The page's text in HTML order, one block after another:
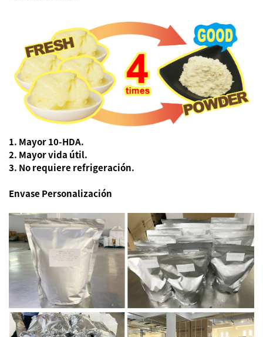
1. Mayor 10-HDA.
2. Mayor vida útil.
3. No requiere refrigeración.
Envase Personalización